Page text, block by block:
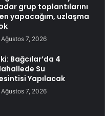
grup toplantılarını
yapacağım, uzlaşma
Ağustos 7, 2026
Bağcılar’da 4
Su
Yapılacak
Ağustos 7, 2026